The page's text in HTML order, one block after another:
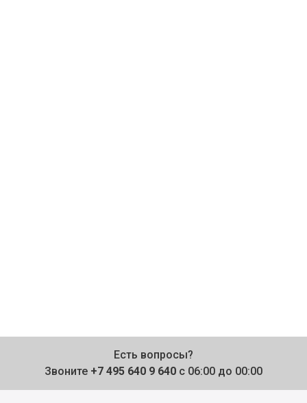
Есть вопросы?
Звоните +7 495 640 9 640 с 06:00 до 00:00